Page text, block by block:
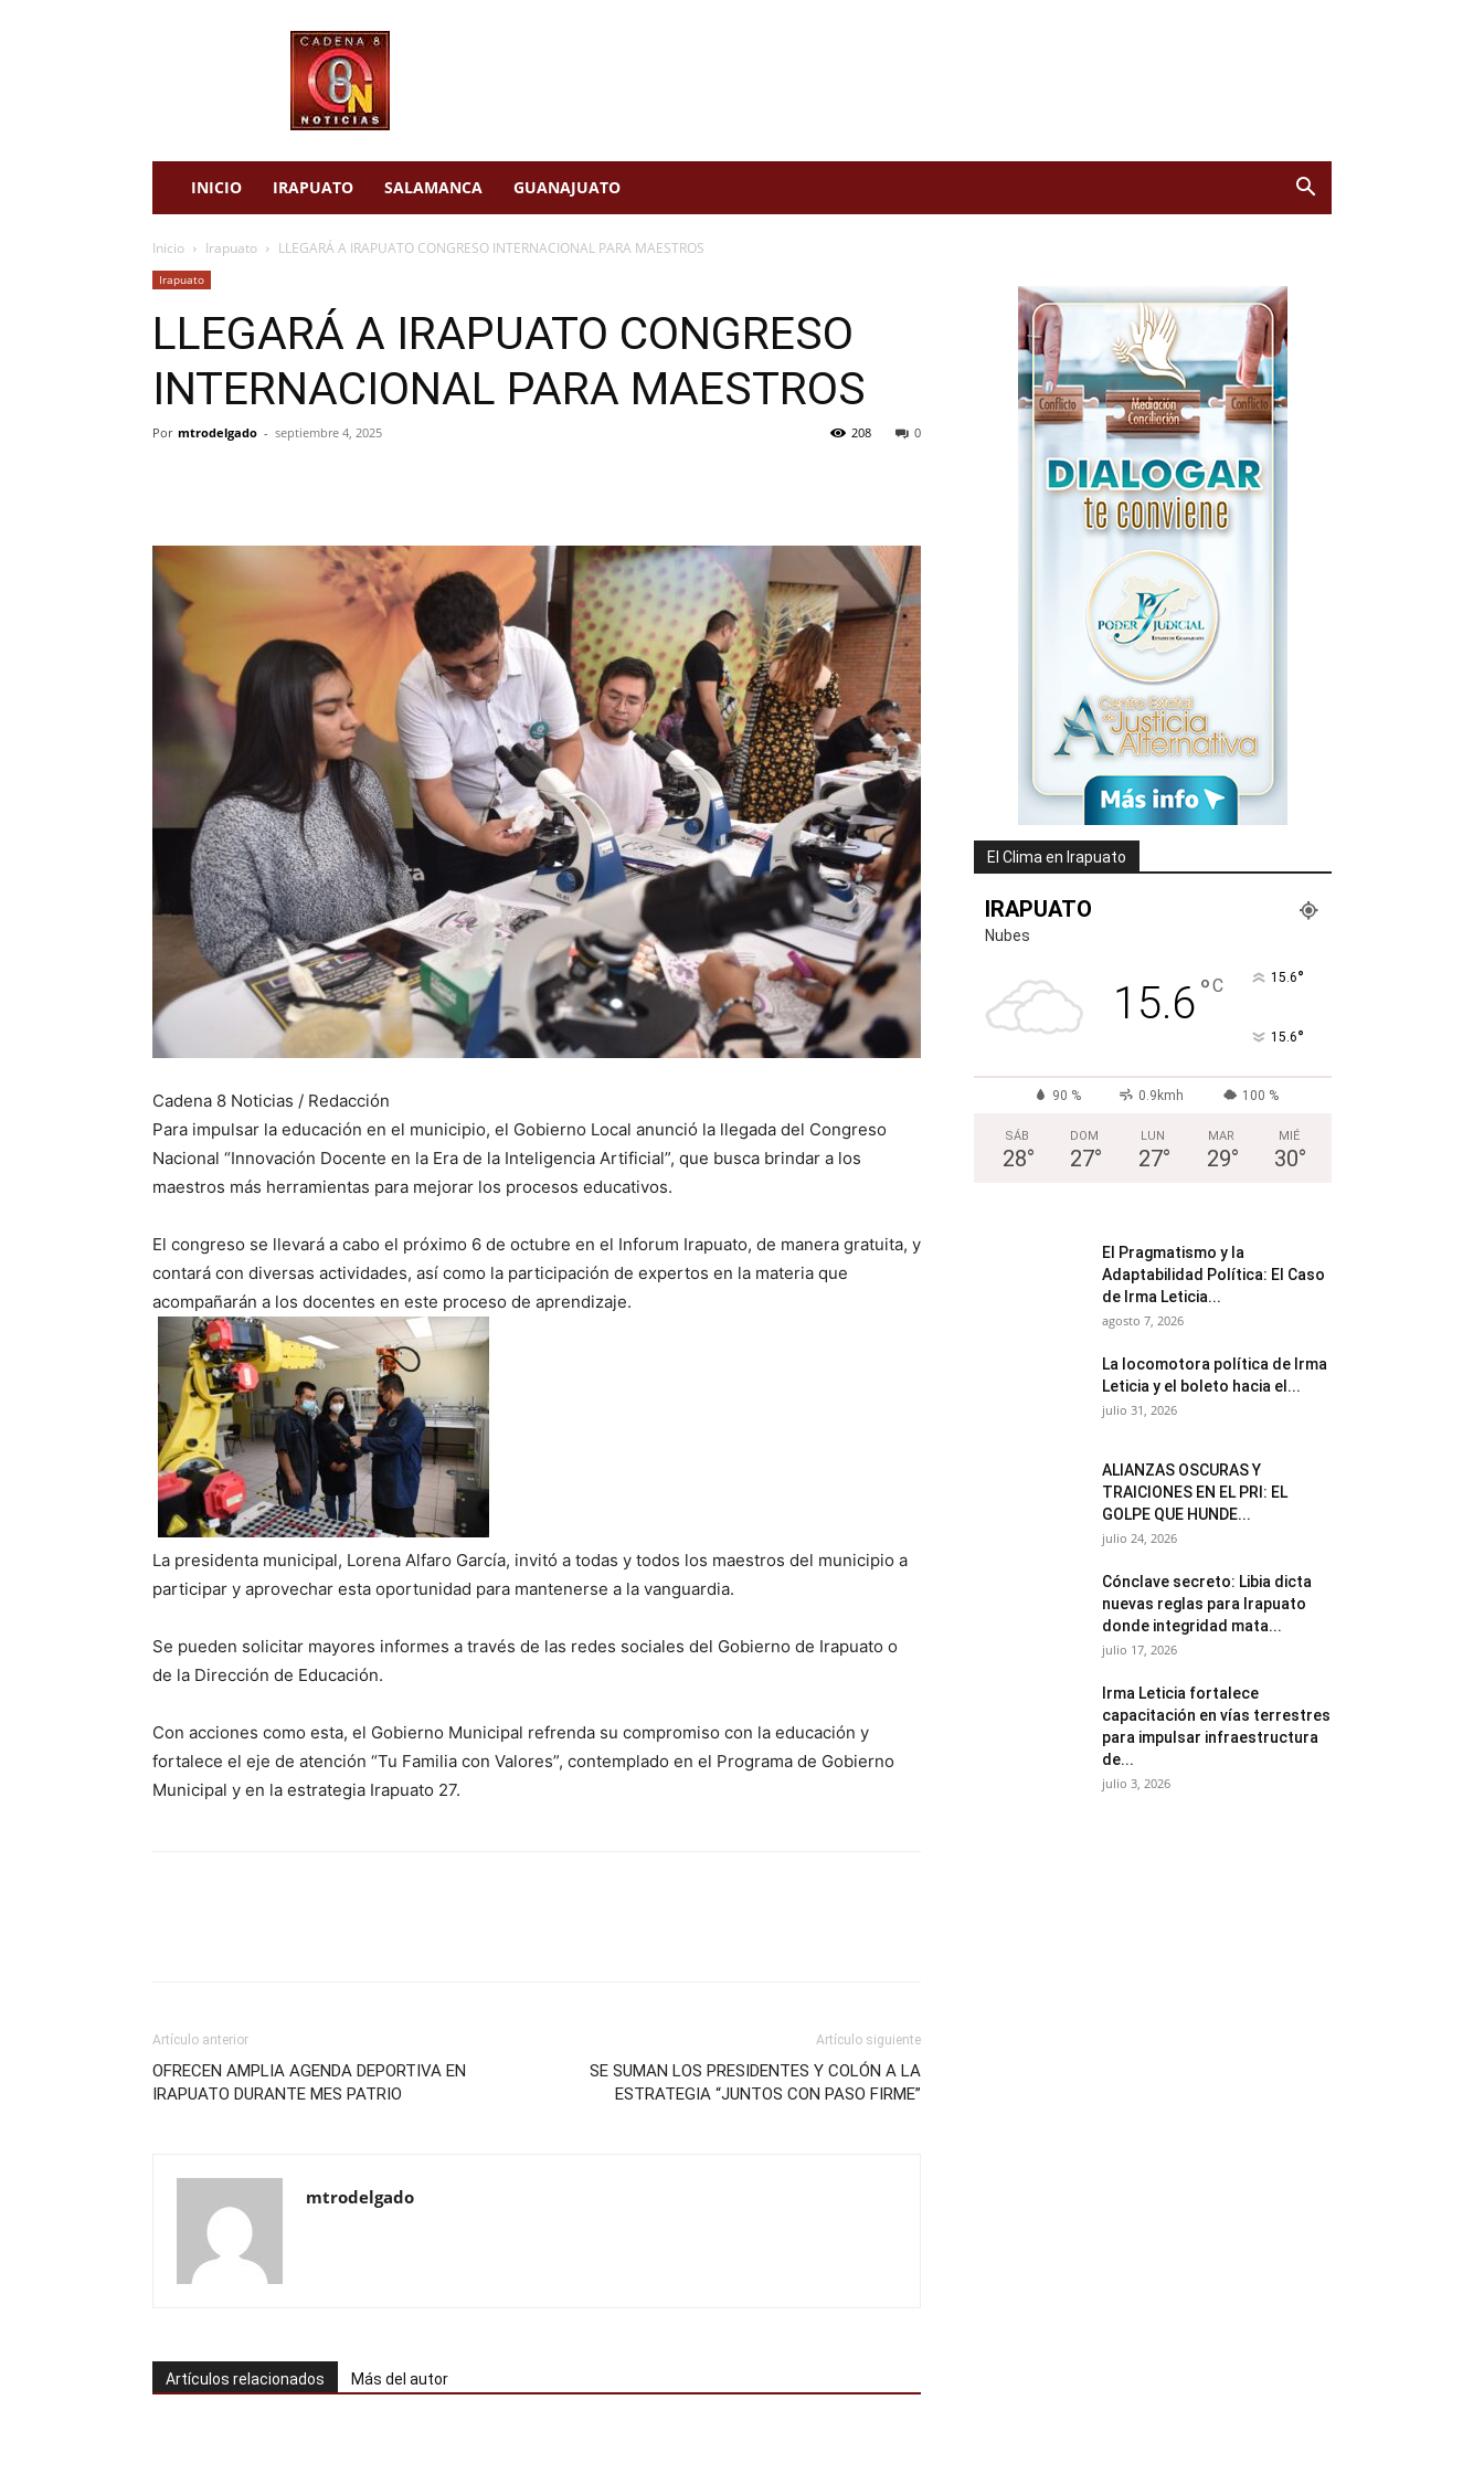
INICIO IRAPUATO SALAMANCA GUANAJUATO
Inicio Irapuato LLEGARÁ A IRAPUATO CONGRESO INTERNACIONAL PARA MAESTROS
Irapuato
LLEGARÁ A IRAPUATO CONGRESO
INTERNACIONAL PARA MAESTROS
Por mtrodelgado - septiembre 4, 2025 0
208
Cadena 8 Noticias / Redacción
Para impulsar la educación en el municipio, el Gobierno Local anunció la llegada del Congreso
Nacional “Innovación Docente en la Era de la Inteligencia Artificial”, que busca brindar a los
maestros más herramientas para mejorar los procesos educativos.
El congreso se llevará a cabo el próximo 6 de octubre en el Inforum Irapuato, de manera gratuita, y
contará con diversas actividades, así como la participación de expertos en la materia que
acompañarán a los docentes en este proceso de aprendizaje.
La presidenta municipal, Lorena Alfaro García, invitó a todas y todos los maestros del municipio a
participar y aprovechar esta oportunidad para mantenerse a la vanguardia.
Se pueden solicitar mayores informes a través de las redes sociales del Gobierno de Irapuato o
de la Dirección de Educación.
Con acciones como esta, el Gobierno Municipal refrenda su compromiso con la educación y
fortalece el eje de atención “Tu Familia con Valores”, contemplado en el Programa de Gobierno
Municipal y en la estrategia Irapuato 27.
Artículo anterior
OFRECEN AMPLIA AGENDA DEPORTIVA EN
IRAPUATO DURANTE MES PATRIO
Artículo siguiente
SE SUMAN LOS PRESIDENTES Y COLÓN A LA
ESTRATEGIA “JUNTOS CON PASO FIRME”
mtrodelgado
Artículos relacionados Más del autor
El Clima en Irapuato
IRAPUATO
Nubes
15.6°C 15.6°
15.6°
90 % 0.9kmh 100 %
SÁB
28°
DOM
27°
LUN
27°
MAR
29°
MIÉ
30°
El Pragmatismo y la
Adaptabilidad Política: El Caso
de Irma Leticia...
agosto 7, 2026
La locomotora política de Irma
Leticia y el boleto hacia el...
julio 31, 2026
ALIANZAS OSCURAS Y
TRAICIONES EN EL PRI: EL
GOLPE QUE HUNDE...
julio 24, 2026
Cónclave secreto: Libia dicta
nuevas reglas para Irapuato
donde integridad mata...
julio 17, 2026
Irma Leticia fortalece
capacitación en vías terrestres
para impulsar infraestructura
de...
julio 3, 2026